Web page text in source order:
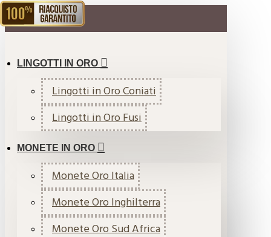
MENU
LINGOTTI IN ORO
Lingotti in Oro Coniati
Lingotti in Oro Fusi
MONETE IN ORO
Monete Oro Italia
Monete Oro Inghilterra
Monete Oro Sud Africa
RIACQUISTO GARANTITO